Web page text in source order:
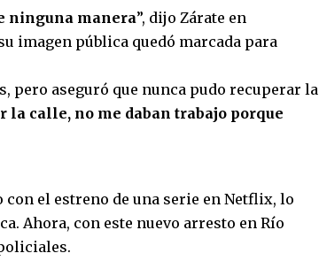
ninguna manera”, dijo Zárate en
imagen pública quedó marcada para
pero aseguró que nunca pudo recuperar la
la calle, no me daban trabajo porque
el estreno de una serie en Netflix, lo
Ahora, con este nuevo arresto en Río